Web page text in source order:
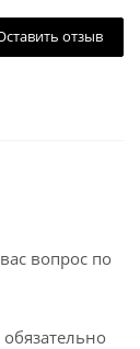
отзыв
вопрос по